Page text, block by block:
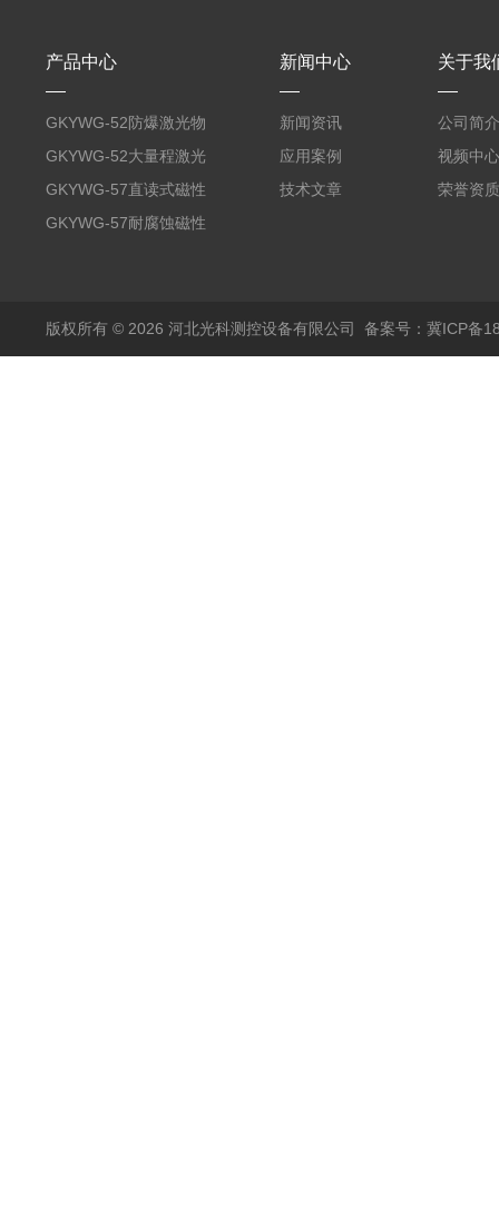
产品中心
GKYWG-52防爆激光物
位计
GKYWG-52大量程激光
物位计
GKYWG-57直读式磁性
液位计
GKYWG-57耐腐蚀磁性
新闻中心
新闻资讯
应用案例
技术文章
关于我
公司简介
视频中心
荣誉资质
版权所有 © 2026 河北光科测控设备有限公司 备案号：冀ICP备